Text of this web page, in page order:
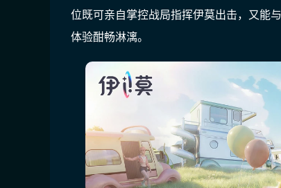
位既可亲自掌控战局指挥伊莫出击，又能
体验酣畅淋漓。